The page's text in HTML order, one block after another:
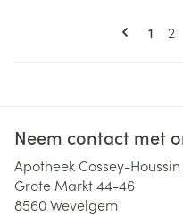
U
1 2
Neem contact met
Apotheek Cossey-Houssin
Grote Markt 44-46
8560Wevelgem